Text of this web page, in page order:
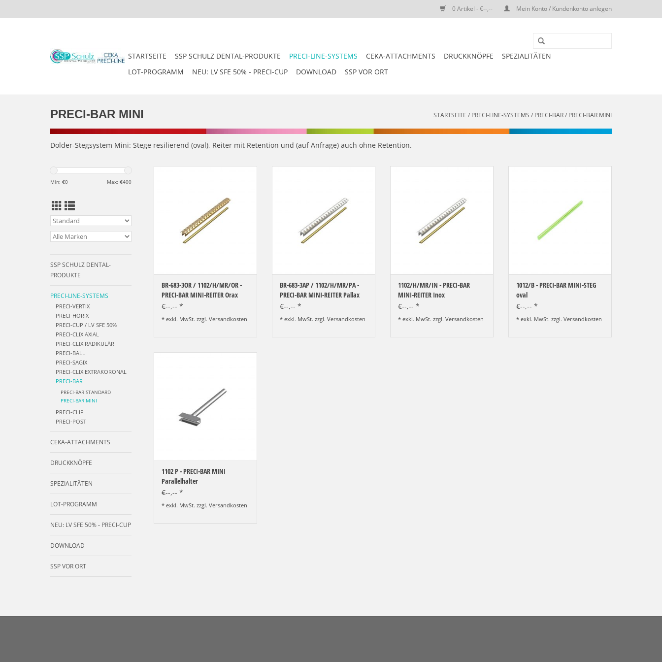
0 Artikel - €--,-- Mein Konto / Kundenkonto anlegen
STARTSEITE SSP SCHULZ DENTAL-PRODUKTE PRECI-LINE-SYSTEMS CEKA-ATTACHMENTS DRUCKKNÖPFE
SPEZIALITÄTEN
LOT-PROGRAMM
NEU: LV SFE 50% - PRECI-CUP DOWNLOAD SSP VOR ORT
PRECI-BAR MINI STARTSEITE / PRECI-LINE-SYSTEMS / PRECI-BAR/ PRECI-BAR MINI
Dolder-Stegsystem Mini: Stege resilierend (oval), Reiter mit Retention und (auf Anfrage) auch ohne Retention.
Min: €0 Max: €400
SSP SCHULZ DENTAL-
PRODUKTE
PRECI-LINE-SYSTEMS
PRECI-VERTIX
PRECI-HORIX
PRECI-CUP / LV SFE 50%
PRECI-CLIX AXIAL
PRECI-CLIX RADIKULÄR
PRECI-BALL
PRECI-SAGIX
PRECI-CLIX EXTRAKORONAL
PRECI-BAR
PRECI-BAR STANDARD
PRECI-BAR MINI
PRECI-CLIP
PRECI-POST
CEKA-ATTACHMENTS
DRUCKKNÖPFE
SPEZIALITÄTEN
LOT-PROGRAMM
NEU: LV SFE 50% - PRECI-CUP
DOWNLOAD
SSP VOR ORT
1102/H/MR/OR
ZUM WARENKORB HINZUFÜGEN
BR-683-3OR / 1102/H/MR/OR -
PRECI-BAR MINI-REITER Orax
€--,-- *
* exkl. MwSt. zzgl. Versandkosten
ZUM WARENKORB HINZUFÜGEN
BR-683-3AP / 1102/H/MR/PA -
PRECI-BAR MINI-REITER Pallax
€--,-- *
* exkl. MwSt. zzgl. Versandkosten
ZUM WARENKORB HINZUFÜGEN
1102/H/MR/IN - PRECI-BAR
MINI-REITER Inox
€--,-- *
* exkl. MwSt. zzgl. Versandkosten
1012/B - PRECI-BAR MINI-STEG
oval
€--,-- *
* exkl. MwSt. zzgl. Versandkosten
1102 P - PRECI-BAR MINI
Parallelhalter
€--,-- *
* exkl. MwSt. zzgl. Versandkosten